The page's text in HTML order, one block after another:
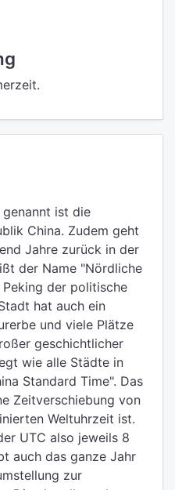
genannt ist die
China. Zudem geht
Jahre zurück in der
der Name "Nördliche
der politische
hat auch ein
und viele Plätze
geschichtlicher
wie alle Städte in
Standard Time". Das
Zeitverschiebung von
Weltuhrzeit ist.
UTC also jeweils 8
auch das ganze Jahr
zur